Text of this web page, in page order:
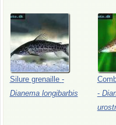
Silure grenaille -
Dianema longibarbis
-